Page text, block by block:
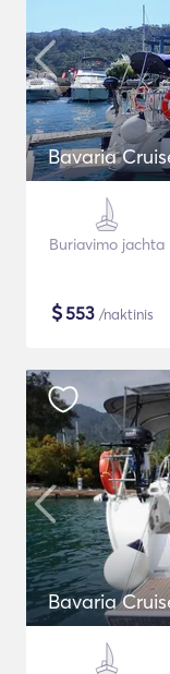
Bavaria
Buriavimo jachta
$553 /naktinis
Bavaria